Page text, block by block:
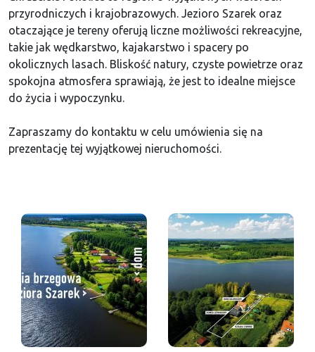
przyrodniczych i krajobrazowych. Jezioro Szarek oraz
otaczające je tereny oferują liczne możliwości rekreacyjne,
takie jak wędkarstwo, kajakarstwo i spacery po
okolicznych lasach. Bliskość natury, czyste powietrze oraz
spokojna atmosfera sprawiają, że jest to idealne miejsce
do życia i wypoczynku.
Zapraszamy do kontaktu w celu umówienia się na
prezentację tej wyjątkowej nieruchomości.